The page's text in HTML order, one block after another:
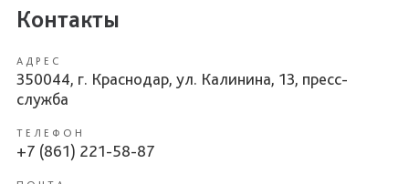
Контакты
АДРЕС
350044, г. Краснодар, ул. Калинина, 13, пресс-
служба
ТЕЛЕФОН
+7 (861) 221-58-87